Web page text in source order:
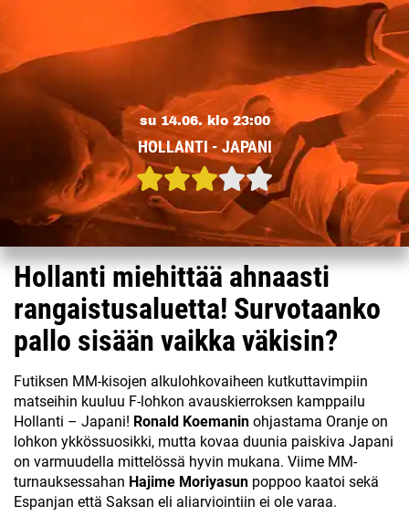
su 14.06. klo 23:00
HOLLANTI - JAPANI
Hollanti miehittää ahnaasti
rangaistusaluetta! Survotaanko
pallo sisään vaikka väkisin?
Futiksen MM-kisojen alkulohkovaiheen kutkuttavimpiin
matseihin kuuluu F-lohkon avauskierroksen kamppailu
Hollanti – Japani! Ronald Koemanin ohjastama Oranje on
lohkon ykkössuosikki, mutta kovaa duunia paiskiva Japani
on varmuudella mittelössä hyvin mukana. Viime MM-
turnauksessahan Hajime Moriyasun poppoo kaatoi sekä
Espanjan että Saksan eli aliarviointiin ei ole varaa.